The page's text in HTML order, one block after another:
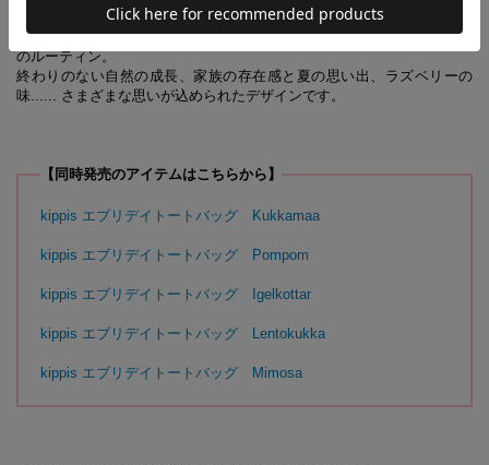
リーの茂みがあり、年々大きく成長して広がっているそう。
朝起きるとベリーを採ってそのまま朝食にするのが、コテージでの毎日
のルーティン。
終わりのない自然の成長、家族の存在感と夏の思い出、ラズベリーの
味...... さまざまな思いが込められたデザインです。
【同時発売のアイテムはこちらから】
kippis エブリデイトートバッグ Kukkamaa
kippis エブリデイトートバッグ Pompom
kippis エブリデイトートバッグ Igelkottar
kippis エブリデイトートバッグ Lentokukka
kippis エブリデイトートバッグ Mimosa